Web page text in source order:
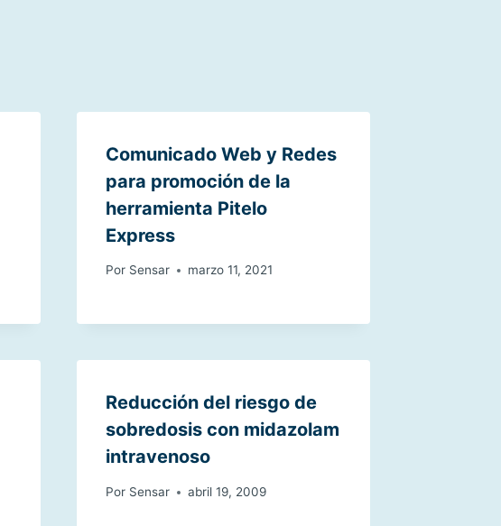
Comunicado Web y Redes
para promoción de la
herramienta Pitelo
Express
Por Sensar marzo 11, 2021
Reducción del riesgo de
sobredosis con midazolam
intravenoso
Por Sensar abril 19, 2009